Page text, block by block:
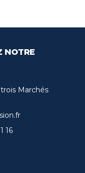
NOTRE
Marchés
16